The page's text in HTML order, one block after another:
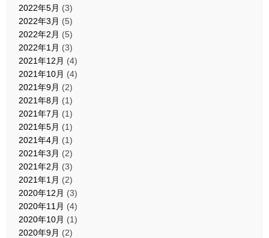
2022年5月 (3)
2022年3月 (5)
2022年2月 (5)
2022年1月 (3)
2021年12月 (4)
2021年10月 (4)
2021年9月 (2)
2021年8月 (1)
2021年7月 (1)
2021年5月 (1)
2021年4月 (1)
2021年3月 (2)
2021年2月 (3)
2021年1月 (2)
2020年12月 (3)
2020年11月 (4)
2020年10月 (1)
2020年9月 (2)